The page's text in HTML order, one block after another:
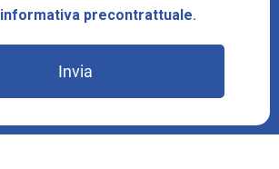
informativa precontrattuale.
Invia